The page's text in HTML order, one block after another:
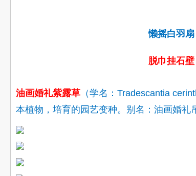
懒摇白羽扇
脱巾挂石壁
油画婚礼紫露草 （学名： Tradescantia
本植物，培育的园艺变种。别名：油画婚礼